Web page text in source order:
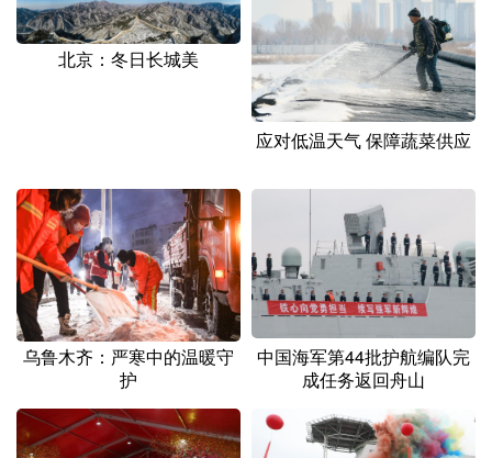
北京：冬日长城美
应对低温天气 保障蔬菜供应
乌鲁木齐：严寒中的温暖守
护
中国海军第44批护航编队完
成任务返回舟山